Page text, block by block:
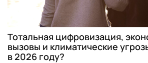
Тотальная цифровизация,
вызовы и климатические
в 2026 году?